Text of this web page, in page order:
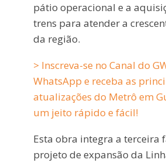
pátio operacional e a
trens para atender a
da região.
> Inscreva-se no Canal do
WhatsApp e receba as
atualizações do Metrô em
um jeito rápido e fácil!
Esta obra integra a terceira
projeto de expansão da